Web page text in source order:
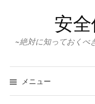
ン
ス
キ
安
~絶対に知っておくべ
メニュー